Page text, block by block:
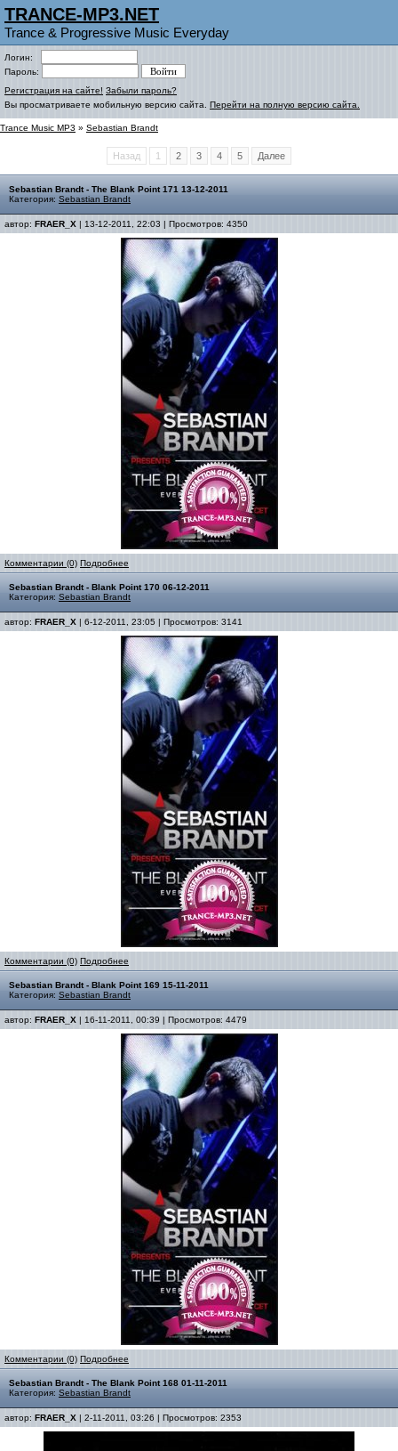
TRANCE-MP3.NET
Trance & Progressive Music Everyday
Логин:
Пароль:
Регистрация на сайте! Забыли пароль?
Вы просматриваете мобильную версию сайта. Перейти на полную версию сайта.
Trance Music MP3 » Sebastian Brandt
Назад 1 2 3 4 5 Далее
Sebastian Brandt - The Blank Point 171 13-12-2011
Категория: Sebastian Brandt
автор: FRAER_X | 13-12-2011, 22:03 | Просмотров: 4350
Комментарии (0) Подробнее
Sebastian Brandt - Blank Point 170 06-12-2011
Категория: Sebastian Brandt
автор: FRAER_X | 6-12-2011, 23:05 | Просмотров: 3141
Комментарии (0) Подробнее
Sebastian Brandt - Blank Point 169 15-11-2011
Категория: Sebastian Brandt
автор: FRAER_X | 16-11-2011, 00:39 | Просмотров: 4479
Комментарии (0) Подробнее
Sebastian Brandt - The Blank Point 168 01-11-2011
Категория: Sebastian Brandt
автор: FRAER_X | 2-11-2011, 03:26 | Просмотров: 2353